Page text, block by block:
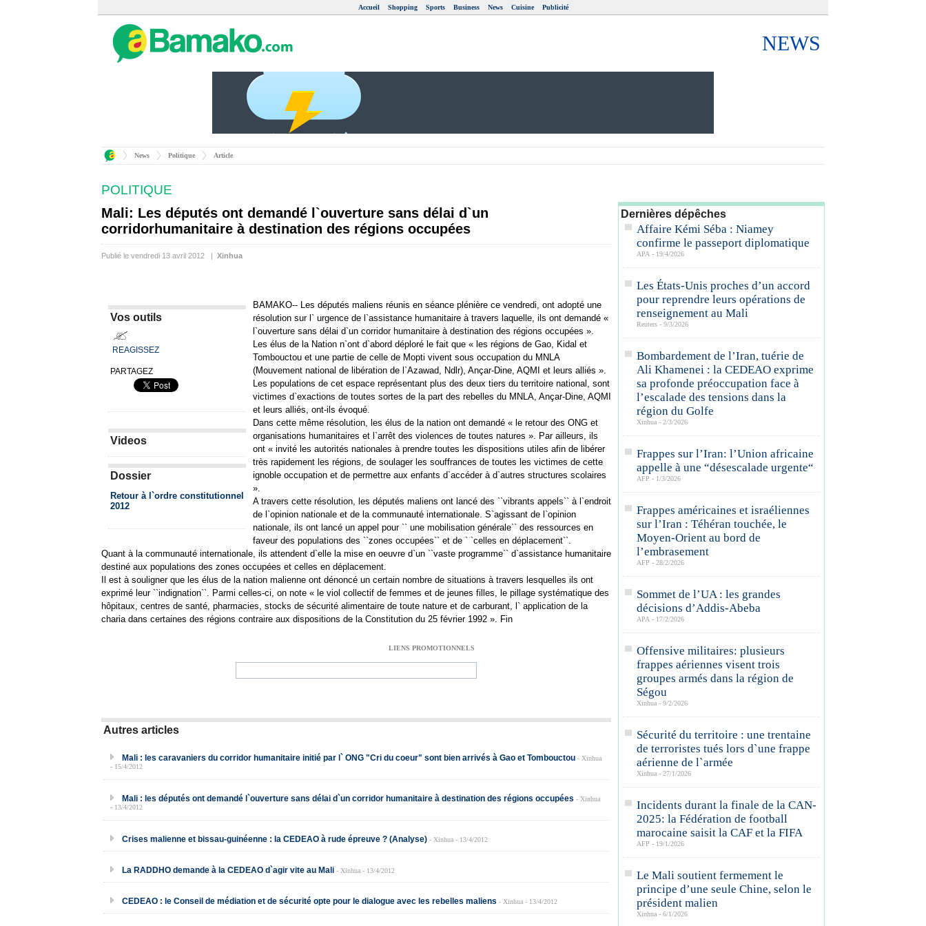
Accueil Shopping Sports Business News Cuisine Publicité
NEWS
News Politique Article
Dernières dépêches
Affaire Kémi Séba : Niamey
confirme le passeport diplomatique
APA - 19/4/2026
Les États-Unis proches d’un accord
pour reprendre leurs opérations de
renseignement au Mali
Reuters - 9/3/2026
Bombardement de l’Iran, tuérie de
Ali Khamenei : la CEDEAO exprime
sa profonde préoccupation face à
l’escalade des tensions dans la
région du Golfe
Xinhua - 2/3/2026
Frappes sur l’Iran: l’Union africaine
appelle à une “désescalade urgente“
AFP - 1/3/2026
Frappes américaines et israéliennes
sur l’Iran : Téhéran touchée, le
Moyen-Orient au bord de
l’embrasement
AFP - 28/2/2026
Sommet de l’UA : les grandes
décisions d’Addis-Abeba
APA - 17/2/2026
Offensive militaires: plusieurs
frappes aériennes visent trois
groupes armés dans la région de
Ségou
Xinhua - 9/2/2026
Sécurité du territoire : une trentaine
de terroristes tués lors d`une frappe
aérienne de l`armée
Xinhua - 27/1/2026
Incidents durant la finale de la CAN-
2025: la Fédération de football
marocaine saisit la CAF et la FIFA
AFP - 19/1/2026
Le Mali soutient fermement le
principe d’une seule Chine, selon le
président malien
Xinhua - 6/1/2026
POLITIQUE
Mali: Les députés ont demandé l`ouverture sans délai d`un
corridorhumanitaire à destination des régions occupées
Publié le vendredi 13 avril 2012 | Xinhua
Vos outils
REAGISSEZ
PARTAGEZ
Videos
Dossier
Retour à l`ordre constitutionnel
2012
BAMAKO-- Les députés maliens réunis en séance plénière ce vendredi, ont adopté une
résolution sur l` urgence de l`assistance humanitaire à travers laquelle, ils ont demandé «
l`ouverture sans délai d`un corridor humanitaire à destination des régions occupées ».
Les élus de la Nation n`ont d`abord déploré le fait que « les régions de Gao, Kidal et
Tombouctou et une partie de celle de Mopti vivent sous occupation du MNLA
(Mouvement national de libération de l`Azawad, Ndlr), Ançar-Dine, AQMI et leurs alliés ».
Les populations de cet espace représentant plus des deux tiers du territoire national, sont
victimes d`exactions de toutes sortes de la part des rebelles du MNLA, Ançar-Dine, AQMI
et leurs alliés, ont-ils évoqué.
Dans cette même résolution, les élus de la nation ont demandé « le retour des ONG et
organisations humanitaires et l`arrêt des violences de toutes natures ». Par ailleurs, ils
ont « invité les autorités nationales à prendre toutes les dispositions utiles afin de libérer
très rapidement les régions, de soulager les souffrances de toutes les victimes de cette
ignoble occupation et de permettre aux enfants d`accéder à d`autres structures scolaires
».
A travers cette résolution, les députés maliens ont lancé des ``vibrants appels`` à l`endroit
de l`opinion nationale et de la communauté internationale. S`agissant de l`opinion
nationale, ils ont lancé un appel pour `` une mobilisation générale`` des ressources en
faveur des populations des ``zones occupées`` et de ` `celles en déplacement``.
Quant à la communauté internationale, ils attendent d`elle la mise en oeuvre d`un ``vaste programme`` d`assistance humanitaire
destiné aux populations des zones occupées et celles en déplacement.
Il est à souligner que les élus de la nation malienne ont dénoncé un certain nombre de situations à travers lesquelles ils ont
exprimé leur ``indignation``. Parmi celles-ci, on note « le viol collectif de femmes et de jeunes filles, le pillage systématique des
hôpitaux, centres de santé, pharmacies, stocks de sécurité alimentaire de toute nature et de carburant, l` application de la
charia dans certaines des régions contraire aux dispositions de la Constitution du 25 février 1992 ». Fin
LIENS PROMOTIONNELS
Autres articles
Mali : les caravaniers du corridor humanitaire initié par l` ONG "Cri du coeur" sont bien arrivés à Gao et Tombouctou - Xinhua
- 15/4/2012
Mali : les députés ont demandé l`ouverture sans délai d`un corridor humanitaire à destination des régions occupées - Xinhua
- 13/4/2012
Crises malienne et bissau-guinéenne : la CEDEAO à rude épreuve ? (Analyse) - Xinhua - 13/4/2012
La RADDHO demande à la CEDEAO d`agir vite au Mali - Xinhua - 13/4/2012
CEDEAO : le Conseil de médiation et de sécurité opte pour le dialogue avec les rebelles maliens - Xinhua - 13/4/2012